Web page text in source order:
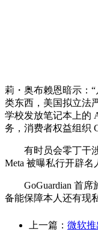
莉・奥布赖恩暗示：
类东西，美国拟立法
学校发放笔记本上的
务，消费者权益组织
有时员会零丁干涉
Meta 被曝私行开辟名
GoGuardian 首席施
备能保障本人还有现
上一篇： 微软